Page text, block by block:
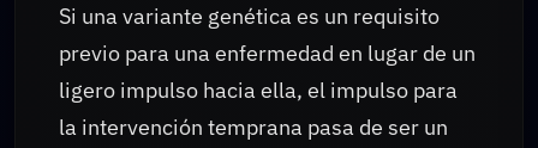
Si una variante genética es un requisito
previo para una enfermedad en lugar de un
ligero impulso hacia ella, el impulso para
la intervención temprana pasa de ser un